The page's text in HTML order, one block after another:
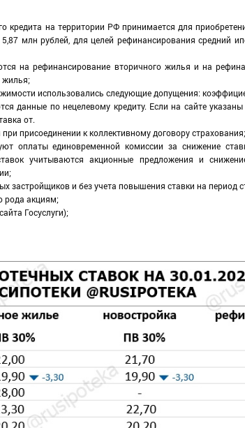
кредита на территории РФ принимается для
млн рублей, для целей рефинансирования средний
на рефинансирование вторичного жилья и на
жилья;
использовались следующие допущения:
данные по нецелевому кредиту. Если на сайте
от.
присоединении к коллективному договору страхования;
оплаты единовременной комиссии за снижение
учитываются акционные предложения и
застройщиков и без учета повышения ставки на период
рода акциям;
Госуслуги);